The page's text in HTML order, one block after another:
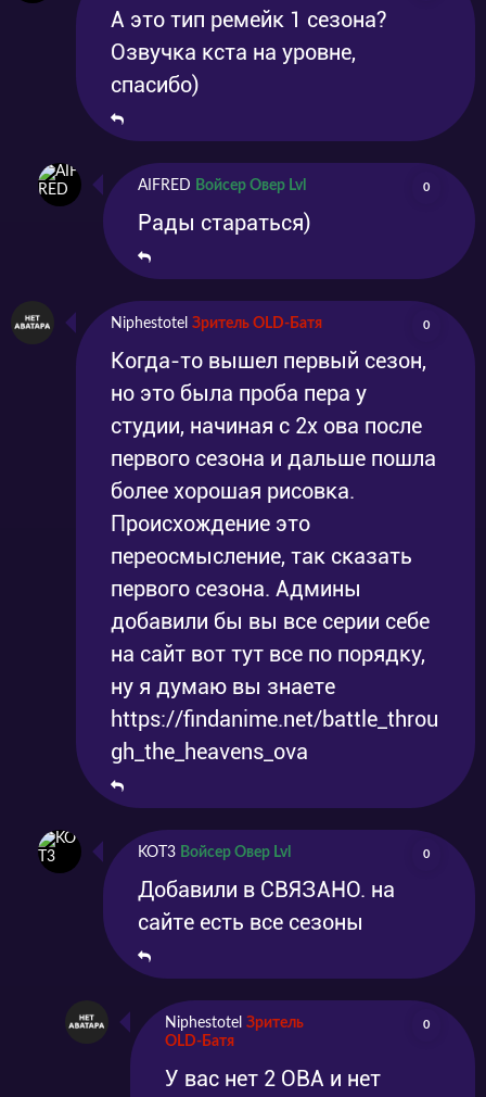
А это тип ремейк 1 сезона?
Озвучка кста на уровне,
спасибо)
AIFRED Войсер Овер Lvl 0
Рады стараться)
Niphestotel Зритель OLD-Батя 0
Когда-то вышел первый сезон,
но это была проба пера у
студии, начиная с 2х ова после
первого сезона и дальше пошла
более хорошая рисовка.
Происхождение это
переосмысление, так сказать
первого сезона. Админы
добавили бы вы все серии себе
на сайт вот тут все по порядку,
ну я думаю вы знаете
https://findanime.net/battle_throu
gh_the_heavens_ova
KOT3 Войсер Овер Lvl 0
Добавили в СВЯЗАНО. на
сайте есть все сезоны
Niphestotel Зритель
OLD-Батя
0
У вас нет 2 ОВА и нет